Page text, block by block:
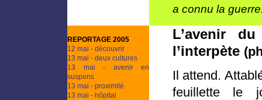
a connu la
REPORTAGE 2005
12 mai - découvrir
13 mai - deux cultures
13 mai - avenir en
suspens
13 mai - proximité
13 mai - hôpital
L’avenir
l’interpète
Il attend.
feuillette le